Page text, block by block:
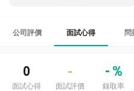
公司評價 面試心得 問
0
面試心得
-
面試評價
- %
錄取率